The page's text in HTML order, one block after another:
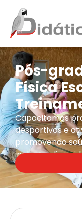
Pós-
Física
Capacitamos
desportivos e
promovendo
inclusão,